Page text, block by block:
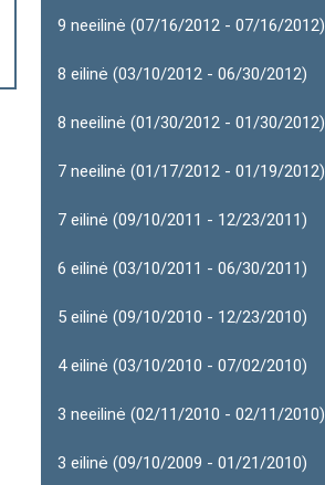
9 neeilinė (07/16/2012 - 07/16/2012)
8 eilinė (03/10/2012 - 06/30/2012)
8 neeilinė (01/30/2012 - 01/30/2012)
7 neeilinė (01/17/2012 - 01/19/2012)
7 eilinė (09/10/2011 - 12/23/2011)
6 eilinė (03/10/2011 - 06/30/2011)
5 eilinė (09/10/2010 - 12/23/2010)
4 eilinė (03/10/2010 - 07/02/2010)
3 neeilinė (02/11/2010 - 02/11/2010)
3 eilinė (09/10/2009 - 01/21/2010)